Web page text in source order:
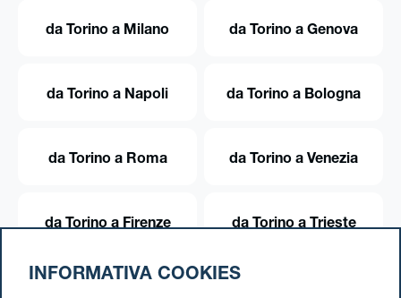
da Torino a Milano da Torino a Genova
da Torino a Napoli da Torino a Bologna
da Torino a Roma da Torino a Venezia
da Torino a Firenze da Torino a Trieste
INFORMATIVA COOKIES